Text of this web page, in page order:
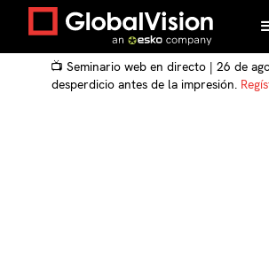
📺 Seminario web en directo | 26 de
desperdicio antes de la impresión.